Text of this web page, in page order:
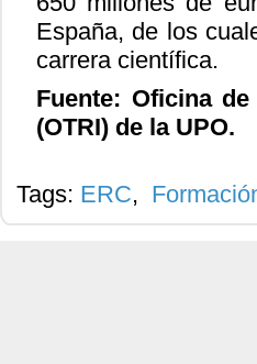
España, de los
carrera científica.
Fuente: Oficina
(OTRI) de la UPO.
Tags: ERC,